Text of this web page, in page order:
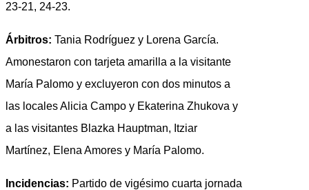
23-21, 24-23.
Árbitros: Tania Rodríguez y Lorena García.
Amonestaron con tarjeta amarilla a la visitante
María Palomo y excluyeron con dos minutos a
las locales Alicia Campo y Ekaterina Zhukova y
a las visitantes Blazka Hauptman, Itziar
Martínez, Elena Amores y María Palomo.
Incidencias: Partido de vigésimo cuarta jornada